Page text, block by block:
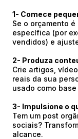
1- Comece
Se o orçamento
específica (por
vendidos) e
2- Produza
Crie artigos,
reais da sua
usado como
3- Impulsione o
Tem um post
sociais?
alcance.